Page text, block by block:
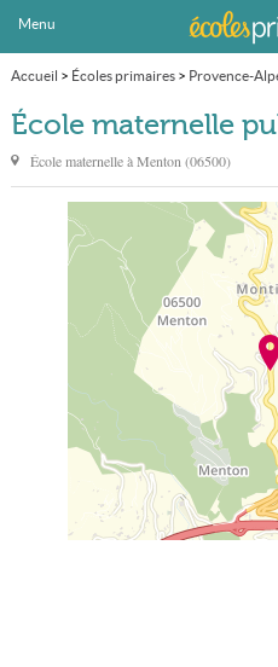
Menu
Accueil > Écoles primaires> Provence-
Menton > École maternelle publique Carei
École maternelle
École maternelle àMenton (06500)